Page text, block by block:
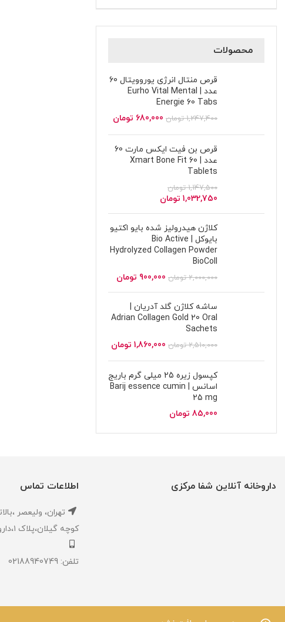
محصولات
قرص منتال انرژی یوروویتال 60
عدد | Eurho Vital Mental
Energie 60 Tabs
1,247,400 تومان 680,000 تومان
قرص بن فیت ایکس مارت 60
عدد | Xmart Bone Fit 60
Tablets
1,147,500 تومان
1,032,750 تومان
کلاژن هیدرولیز شده بایو اکتیو
بایوکل | Bio Active
Hydrolyzed Collagen Powder
BioColl
2,000,000 تومان 900,000 تومان
ساشه کلاژن گلد آدریان |
Adrian Collagen Gold 20 Oral
Sachets
2,510,000 تومان 1,860,000 تومان
کپسول زیره 25 میلی گرم باریج
اسانس | Barij essence cumin
25 mg
85,000 تومان
داروخانه آنلاین شفا مرکزی اطلاعات تماس
تهران، ‎وليعصر ،بالاتر از طالقاني ،
كوچه گيلان،پلاک ۱،داروخانه شفا مركزي
تلفن: 02188940749